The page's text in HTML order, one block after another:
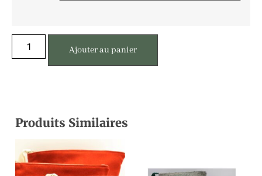
Ajouter au panier
Produits Similaires